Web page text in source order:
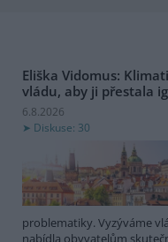
Eliška Vidomus:
vládu, aby ji přestala
6.8.2026
Diskuse: 30
problematiky. Vyzýváme
nabídla obyvatelům